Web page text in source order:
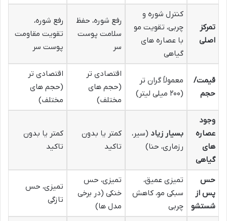
تمرکز
اصلی
کنترل شوره و
چربی، تقویت مو
با عصاره های
گیاهی
رفع شوره، حفظ
سلامت پوست
سر
رفع شوره،
تقویت مقاومت
پوست سر
قیمت/
حجم
معمولاً گران تر
(۲۰۰ میلی لیتر)
اقتصادی تر
(حجم های
مختلف)
اقتصادی تر
(حجم های
مختلف)
وجود
عصاره
های
گیاهی
بسیار زیاد (سیر،
رزماری، حنا)
کمتر یا بدون
تاکید
کمتر یا بدون
تاکید
حس
پس از
شستشو
تمیزی عمیق،
سبکی مو، کاهش
چربی
تمیزی، حس
خنکی (در برخی
مدل ها)
تمیزی، حس
تازگی